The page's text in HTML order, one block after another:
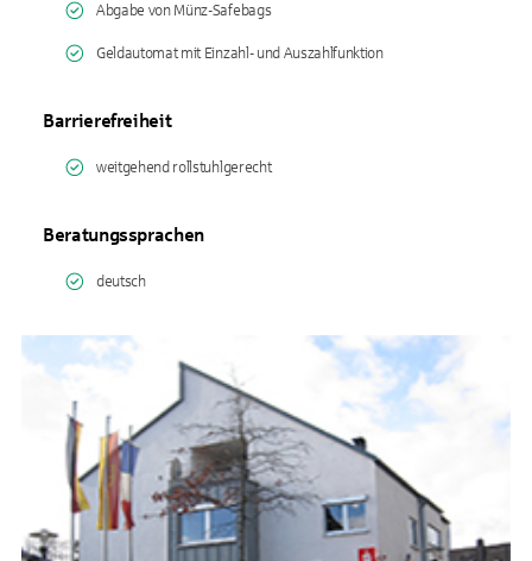
Abgabe von Münz-Safebags
Geldautomat mit Einzahl- und Auszahlfunktion
Barrierefreiheit
weitgehend rollstuhlgerecht
Beratungssprachen
deutsch